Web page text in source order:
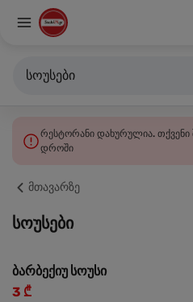
სოუსები
რესტორანი დახურულია. თქვენი
დროში
მთავარზე
სოუსები
ბარბექიუ სოუსი
3 ₾